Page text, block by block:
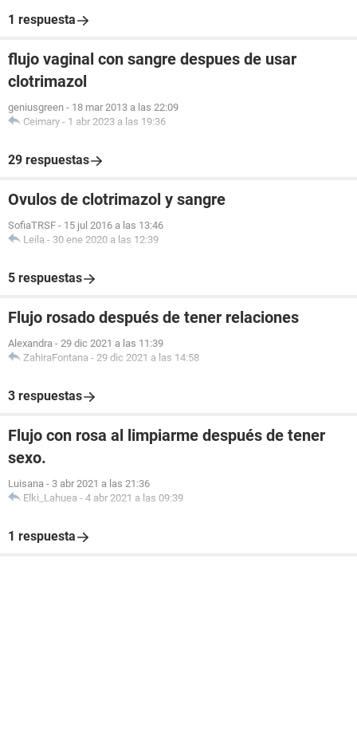
1 respuesta
flujo vaginal con sangre despues de usar
clotrimazol
geniusgreen - 18 mar 2013 a las 22:09
Ceimary - 1 abr 2023 a las 19:36
29 respuestas
Ovulos de clotrimazol y sangre
SofiaTRSF - 15 jul 2016 a las 13:46
Leila - 30 ene 2020 a las 12:39
5 respuestas
Flujo rosado después de tener relaciones
Alexandra - 29 dic 2021 a las 11:39
ZahiraFontana - 29 dic 2021 a las 14:58
3 respuestas
Flujo con rosa al limpiarme después de tener
sexo.
Luisana - 3 abr 2021 a las 21:36
Elki_Lahuea - 4 abr 2021 a las 09:39
1 respuesta